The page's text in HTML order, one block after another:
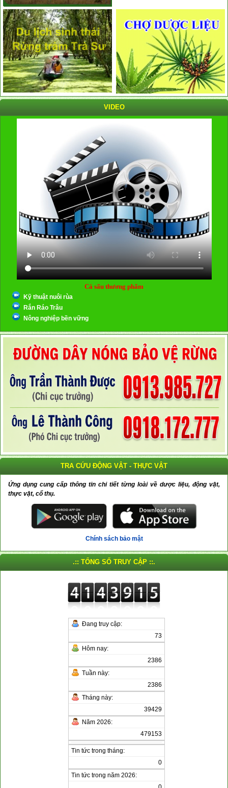
VIDEO
Cá sấu thương phẩm
Kỹ thuật nuôi rùa
Rắn Ráo Trâu
Nông nghiệp bền vững
TRA CỨU ĐỘNG VẬT - THỰC VẬT
Ứng dụng cung cấp thông tin chi tiết từng loài về dược liệu, động vật,
thực vật, cổ thụ.
Chính sách bảo mật
.:: TỔNG SỐ TRUY CẬP ::.
Đang truy cập:
73
Hôm nay:
2386
Tuần này:
2386
Tháng này:
39429
Năm 2026:
479153
Tin tức trong tháng:
0
Tin tức trong năm 2026: